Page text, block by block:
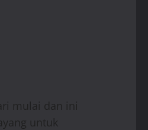
mulai dan ini
untuk